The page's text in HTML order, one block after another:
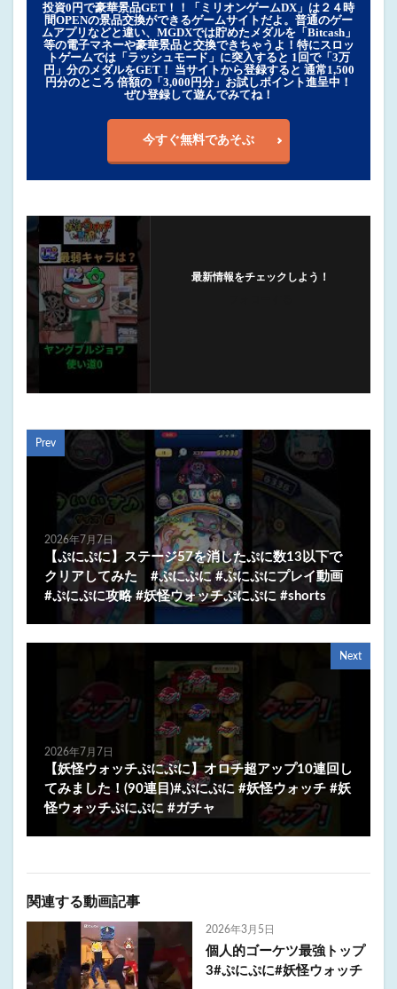
投資0円で豪華景品GET！！「ミリオンゲームDX」は２４時
間OPENの景品交換ができるゲームサイトだよ。普通のゲー
ムアプリなどと違い、MGDXでは貯めたメダルを「Bitcash」
等の電子マネーや豪華景品と交換できちゃうよ！特にスロッ
トゲームでは「ラッシュモード」に突入すると 1回で「3万
円」分のメダルをGET！ 当サイトから登録すると 通常1,500
円分のところ 倍額の「3,000円分」お試しポイント進呈中！
ぜひ登録して遊んでみてね！
今すぐ無料であそぶ
最新情報をチェックしよう！
Prev
2026年7月7日
【ぷにぷに】ステージ57を消したぷに数13以下で
クリアしてみた #ぷにぷに #ぷにぷにプレイ動画
#ぷにぷに攻略 #妖怪ウォッチぷにぷに #shorts
Next
2026年7月7日
【妖怪ウォッチぷにぷに】オロチ超アップ10連回し
てみました！(90連目)#ぷにぷに #妖怪ウォッチ #妖
怪ウォッチぷにぷに #ガチャ
関連する動画記事
2026年3月5日
個人的ゴーケツ最強トップ
3#ぷにぷに#妖怪ウォッチ